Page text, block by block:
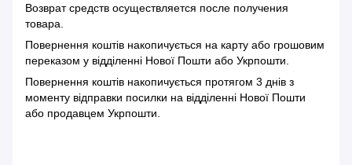
Возврат средств осуществляется после получения
товара.
Повернення коштів накопичується на карту або грошовим
переказом у відділенні Нової Пошти або Укрпошти.
Повернення коштів накопичується протягом 3 днів з
моменту відправки посилки на відділенні Нової Пошти
або продавцем Укрпошти.